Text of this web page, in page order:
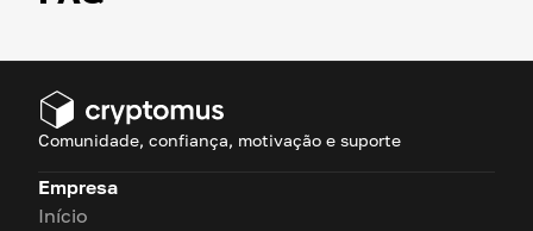
Comunidade, confiança, motivação e suporte
Empresa
Início